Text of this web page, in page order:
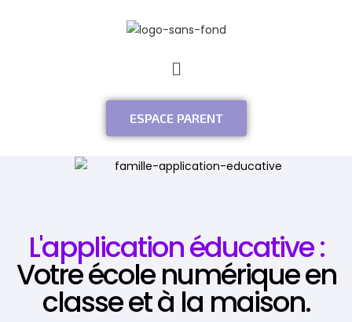
ESPACE PARENT
L'application éducative :
Votre école numérique en
classe et à la maison.